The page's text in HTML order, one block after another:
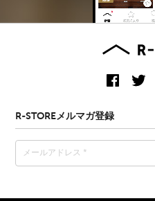
R-STOREメルマガ登録